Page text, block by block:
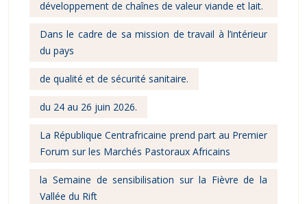
développement de chaînes de valeur viande et lait.
Dans le cadre de sa mission de travail à l’intérieur
du pays
de qualité et de sécurité sanitaire.
du 24 au 26 juin 2026.
La République Centrafricaine prend part au Premier
Forum sur les Marchés Pastoraux Africains
la Semaine de sensibilisation sur la Fièvre de la
Vallée du Rift